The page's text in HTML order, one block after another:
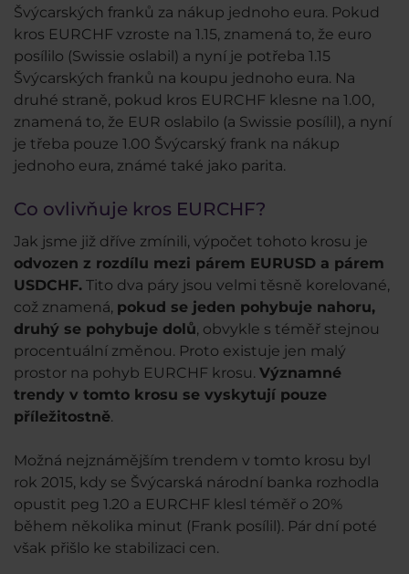
Švýcarských franků za nákup jednoho eura. Pokud
kros EURCHF vzroste na 1.15, znamená to, že euro
posílilo (Swissie oslabil) a nyní je potřeba 1.15
Švýcarských franků na koupu jednoho eura. Na
druhé straně, pokud kros EURCHF klesne na 1.00,
znamená to, že EUR oslabilo (a Swissie posílil), a nyní
je třeba pouze 1.00 Švýcarský frank na nákup
jednoho eura, známé také jako parita.
Co ovlivňuje kros EURCHF?
Jak jsme již dříve zmínili, výpočet tohoto krosu je
odvozen z rozdílu mezi párem EURUSD a párem
USDCHF. Tito dva páry jsou velmi těsně korelované,
což znamená, pokud se jeden pohybuje nahoru,
druhý se pohybuje dolů, obvykle s téměř stejnou
procentuální změnou. Proto existuje jen malý
prostor na pohyb EURCHF krosu. Významné
trendy v tomto krosu se vyskytují pouze
příležitostně.
Možná nejznámějším trendem v tomto krosu byl
rok 2015, kdy se Švýcarská národní banka rozhodla
opustit peg 1.20 a EURCHF klesl téměř o 20%
během několika minut (Frank posílil). Pár dní poté
však přišlo ke stabilizaci cen.